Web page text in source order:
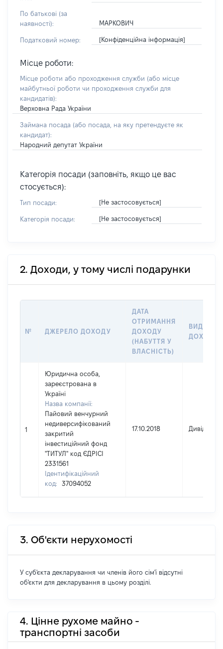
По батькові (за
наявності):
МАРКОВИЧ
Податковий номер: [Конфіденційна інформація]
Місце роботи:
Місце роботи або проходження служби (або місце
майбутньої роботи чи проходження служби для
кандидатів):
Верховна Рада України
Займана посада (або посада, на яку претендуєте як
кандидат):
Народний депутат України
Категорія посади (заповніть, якщо це вас
стосується):
Тип посади: [Не застосовується]
Категорія посади: [Не застосовується]
2. Доходи, у тому числі подарунки
№ ДЖЕРЕЛО ДОХОДУ
ДАТА
ОТРИМАННЯ
ДОХОДУ
(НАБУТТЯ У
ВЛАСНІСТЬ)
ВИД
ДОХОДУ
1
Юридична особа,
зареєстрована в
Україні
Назва компанії:
Пайовий венчурний
недиверсифікований
закритий
інвестиційний фонд
"ТИТУЛ" код ЄДРІСІ
2331561
Ідентифікаційний
код:
37094052
17.10.2018 Дивіденди
3. Об'єкти нерухомості
У суб'єкта декларування чи членів його сім'ї відсутні
об'єкти для декларування в цьому розділі.
4. Цінне рухоме майно -
транспортні засоби